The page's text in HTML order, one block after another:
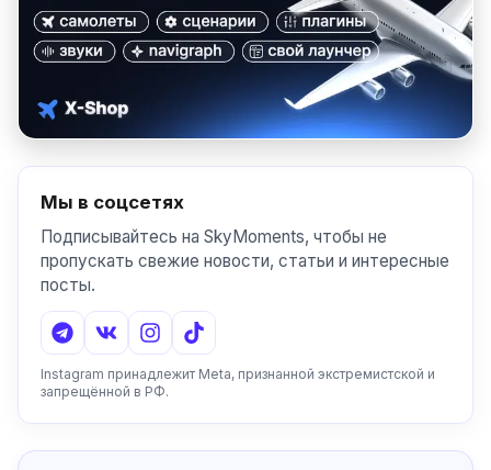
Мы в соцсетях
Подписывайтесь на SkyMoments, чтобы не
пропускать свежие новости, статьи и интересные
посты.
Instagram принадлежит Meta, признанной экстремистской и
запрещённой в РФ.